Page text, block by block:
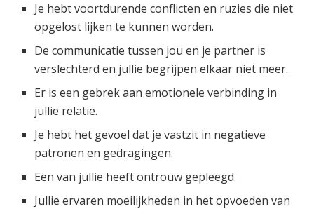
Je hebt voortdurende conflicten en ruzies die niet
opgelost lijken te kunnen worden.
De communicatie tussen jou en je partner is
verslechterd en jullie begrijpen elkaar niet meer.
Er is een gebrek aan emotionele verbinding in
jullie relatie.
Je hebt het gevoel dat je vastzit in negatieve
patronen en gedragingen.
Een van jullie heeft ontrouw gepleegd.
Jullie ervaren moeilijkheden in het opvoeden van